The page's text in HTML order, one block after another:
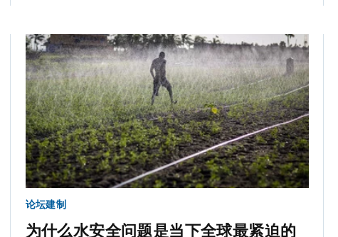
论坛建制
为什么水安全问题是当下全球最紧迫的